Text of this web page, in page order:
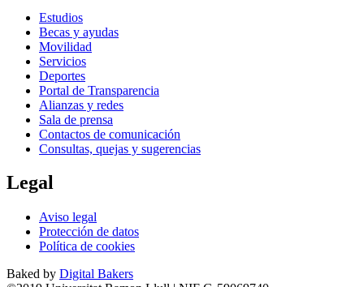
Estudios
Becas y ayudas
Movilidad
Servicios
Deportes
Portal de Transparencia
Alianzas y redes
Sala de prensa
Contactos de comunicación
Consultas, quejas y sugerencias
Legal
Aviso legal
Protección de datos
Política de cookies
Baked by Digital Bakers